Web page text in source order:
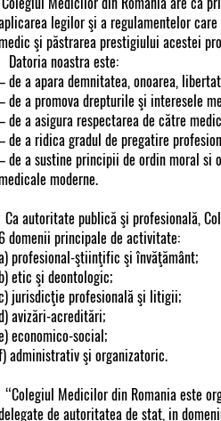
legilor şi a regulamentelor
şi păstrarea prestigiului acestei
Datoria noastra este:
de a apara demnitatea, onoarea,
de a promova drepturile şi interesele
de a asigura respectarea de către
de a ridica gradul de pregatire
de a sustine principii de ordin moral si
moderne.
Ca autoritate publică şi profesională,
domenii principale de activitate:
profesional-ştiinţific şi învăţământ;
b) etic şi deontologic;
jurisdicţie profesională şi litigii;
avizări-acreditări;
economico-social;
administrativ şi organizatoric.
“Colegiul Medicilor din Romania este
de autoritatea de stat, in